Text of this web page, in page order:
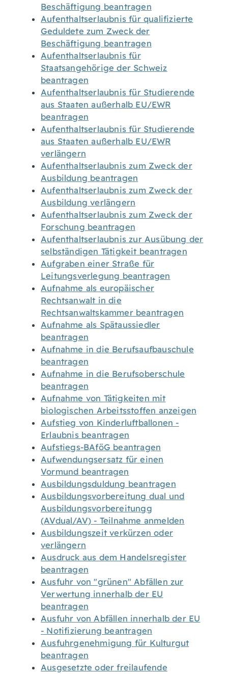
Beschäftigung beantragen
Aufenthaltserlaubnis für qualifizierte
Geduldete zum Zweck der
Beschäftigung beantragen
Aufenthaltserlaubnis für
Staatsangehörige der Schweiz
beantragen
Aufenthaltserlaubnis für Studierende
aus Staaten außerhalb EU/EWR
beantragen
Aufenthaltserlaubnis für Studierende
aus Staaten außerhalb EU/EWR
verlängern
Aufenthaltserlaubnis zum Zweck der
Ausbildung beantragen
Aufenthaltserlaubnis zum Zweck der
Ausbildung verlängern
Aufenthaltserlaubnis zum Zweck der
Forschung beantragen
Aufenthaltserlaubnis zur Ausübung der
selbständigen Tätigkeit beantragen
Aufgraben einer Straße für
Leitungsverlegung beantragen
Aufnahme als europäischer
Rechtsanwalt in die
Rechtsanwaltskammer beantragen
Aufnahme als Spätaussiedler
beantragen
Aufnahme in die Berufsaufbauschule
beantragen
Aufnahme in die Berufsoberschule
beantragen
Aufnahme von Tätigkeiten mit
biologischen Arbeitsstoffen anzeigen
Aufstieg von Kinderluftballonen -
Erlaubnis beantragen
Aufstiegs-BAföG beantragen
Aufwendungsersatz für einen
Vormund beantragen
Ausbildungsduldung beantragen
Ausbildungsvorbereitung dual und
Ausbildungsvorbereitungg
(AVdual/AV) - Teilnahme anmelden
Ausbildungszeit verkürzen oder
verlängern
Ausdruck aus dem Handelsregister
beantragen
Ausfuhr von "grünen" Abfällen zur
Verwertung innerhalb der EU
beantragen
Ausfuhr von Abfällen innerhalb der EU
- Notifizierung beantragen
Ausfuhrgenehmigung für Kulturgut
beantragen
Ausgesetzte oder freilaufende